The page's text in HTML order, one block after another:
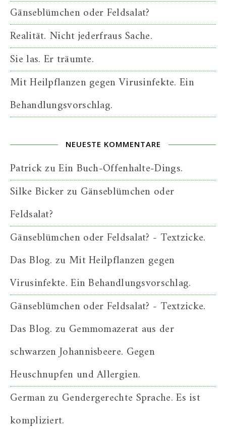
Gänseblümchen oder Feldsalat?
Realität. Nicht jederfraus Sache.
Sie las. Er träumte.
Mit Heilpflanzen gegen Virusinfekte. Ein
Behandlungsvorschlag.
NEUESTE KOMMENTARE
PatrickzuEin Buch-Offenhalte-Dings.
Silke Bickerzu Gänseblümchen oder
Feldsalat?
Gänseblümchen oder Feldsalat? - Textzicke.
Das Blog. zu Mit Heilpflanzen gegen
Virusinfekte. Ein Behandlungsvorschlag.
Gänseblümchen oder Feldsalat? - Textzicke.
Das Blog. zu Gemmomazerat aus der
schwarzen Johannisbeere. Gegen
Heuschnupfen und Allergien.
Germanzu Gendergerechte Sprache. Es ist
kompliziert.